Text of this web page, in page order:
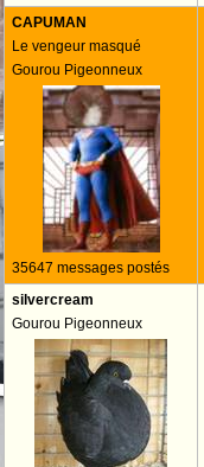
CAPUMAN
Le vengeur masqué
Gourou Pigeonneux
35647 messages postés
silvercream
Gourou Pigeonneux